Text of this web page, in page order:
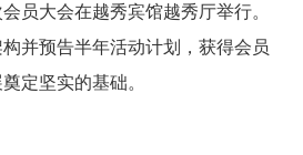
员大会在越秀宾馆越秀厅举行。
并预告半年活动计划，获得会员
定坚实的基础。